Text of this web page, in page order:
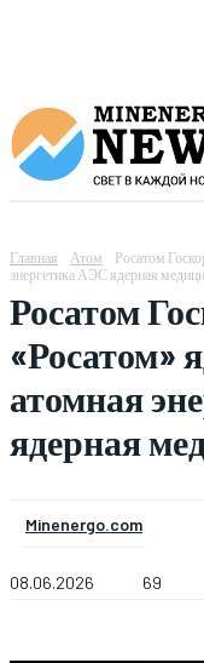
Главная Атом
Росатом
энергетика АЭС ядерная
Росатом
«Росатом»
атомная
ядерная
Minenergo.com
08.06.2026 69